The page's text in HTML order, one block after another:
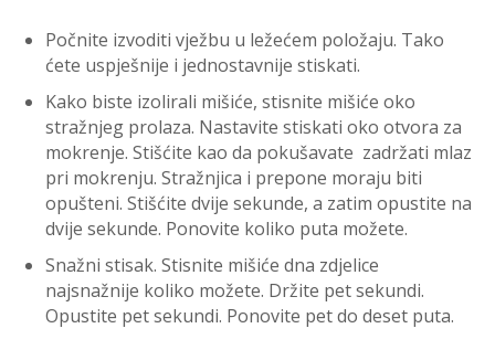
Počnite izvoditi vježbu u ležećem položaju. Tako
ćete uspješnije i jednostavnije stiskati.
Kako biste izolirali mišiće, stisnite mišiće oko
stražnjeg prolaza. Nastavite stiskati oko otvora za
mokrenje. Stišćite kao da pokušavate zadržati mlaz
pri mokrenju. Stražnjica i prepone moraju biti
opušteni. Stišćite dvije sekunde, a zatim opustite na
dvije sekunde. Ponovite koliko puta možete.
Snažni stisak. Stisnite mišiće dna zdjelice
najsnažnije koliko možete. Držite pet sekundi.
Opustite pet sekundi. Ponovite pet do deset puta.